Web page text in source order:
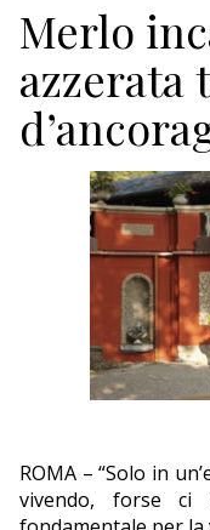
RICERCA
ECONOMIA
TURISMO
CULTURA
Merlo
azzerata
ROMA – “Solo in
vivendo, forse